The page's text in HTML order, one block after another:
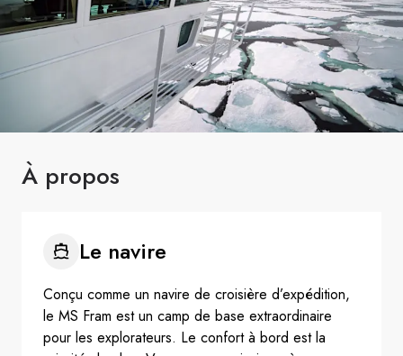
À propos
Le navire
Conçu comme un navire de croisière d’expédition,
le MS Fram est un camp de base extraordinaire
pour les explorateurs. Le confort à bord est la